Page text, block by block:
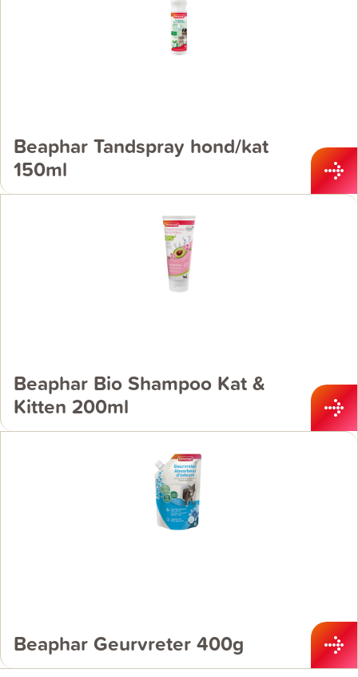
Beaphar Tandspray hond/kat
150ml
Beaphar Bio Shampoo Kat &
Kitten 200ml
Beaphar Geurvreter 400g